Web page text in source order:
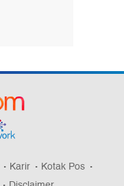
Karir
Kotak Pos